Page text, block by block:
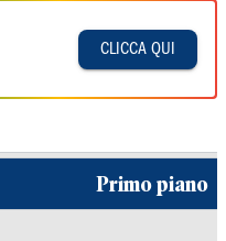
CLICCA QUI
Primo piano